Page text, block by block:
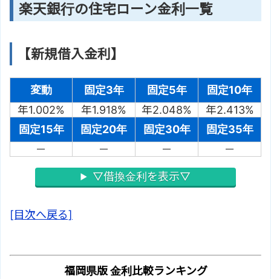
楽天銀行の住宅ローン金利一覧
【新規借入金利】
変動 固定3年 固定5年
固定10年
年1.002%
年1.918% 年2.048%
年2.413%
固定15年
固定20年 固定30年
固定35年
－
－ － －
▽借換金利を表示▽
[目次へ戻る]
福岡県版 金利比較ランキング